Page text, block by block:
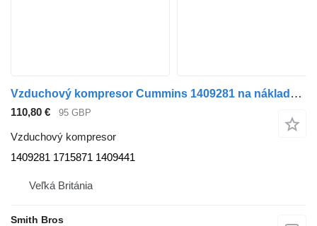
Vzduchový kompresor Cummins 1409281 na nákladného auta DAF LF CF XF XG
110,80 € 95 GBP
Vzduchový kompresor
1409281 1715871 1409441
Veľká Británia
Smith Bros